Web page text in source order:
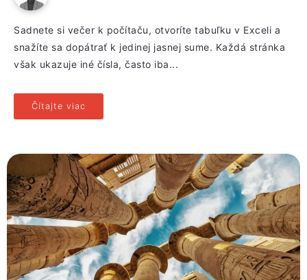
Sadnete si večer k počítaču, otvoríte tabuľku v Exceli a
snažíte sa dopátrať k jedinej jasnej sume. Každá stránka
však ukazuje iné čísla, často iba...
Čítajte viac